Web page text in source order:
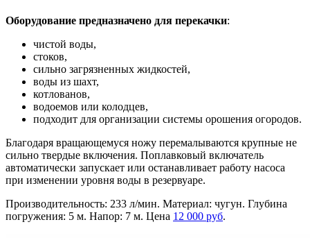
Оборудование предназначено для перекачки:
чистой воды,
стоков,
сильно загрязненных жидкостей,
воды из шахт,
котлованов,
водоемов или колодцев,
подходит для организации системы орошения огородов.
Благодаря вращающемуся ножу перемалываются крупные не
сильно твердые включения. Поплавковый включатель
автоматически запускает или останавливает работу насоса
при изменении уровня воды в резервуаре.
Производительность: 233 л/мин. Материал: чугун. Глубина
погружения: 5 м. Напор: 7 м. Цена 12 000 руб.